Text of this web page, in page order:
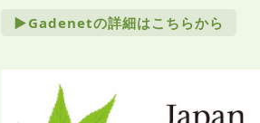
►Gadenetの詳細はこちらから